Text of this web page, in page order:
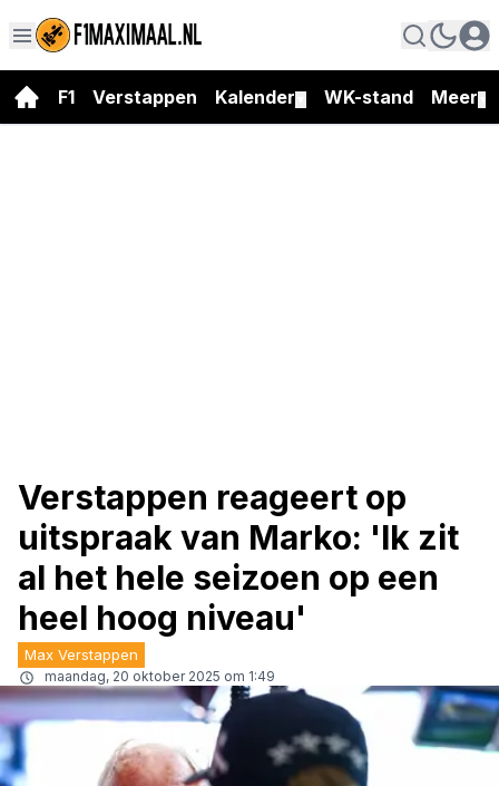
F1 Verstappen Kalender WK-stand Meer
Verstappen reageert op
uitspraak van Marko: 'Ik zit
al het hele seizoen op een
heel hoog niveau'
Max Verstappen
maandag, 20 oktober 2025 om 1:49